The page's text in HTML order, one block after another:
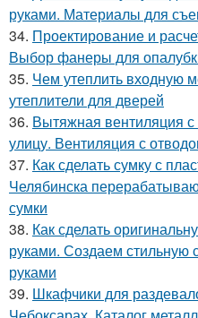
руками. Материалы для
34. Проектирование и
Выбор фанеры для
35. Чем утеплить входную
утеплители для дверей
36. Вытяжная вентиляция
улицу. Вентиляция с
37. Как сделать сумку с
Челябинска
сумки
38. Как сделать
руками. Создаем стильную
руками
39. Шкафчики для